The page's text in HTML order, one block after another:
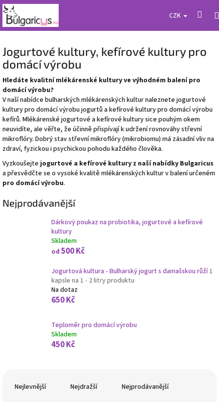
Přejít
na
obsah
CZK
Jogurtové kultury, kefírové kultury pro
domácí výrobu
Hledáte kvalitní mlékárenské kultury ve výhodném balení pro
domácí výrobu?
V naší nabídce bulharských mlékárenských kultur naleznete jogurtové
kultury pro domácí výrobu jogurtů a kefírové kultury pro domácí výrobu
kefírů. Mlékárenské jogurtové a kefírové kultury sice pouhým okem
neuvidíte, ale věřte, že účinně přispívají k udržení rovnováhy střevní
mikroflóry. Dobrý stav střevní mikroflóry (mikrobiomu) má zásadní vliv na
zdraví, fyzickou i psychickou pohodu každého člověka.
Vyzkoušejtejogurtové a kefírové kultury z naší nabídky Bulgaricus
a přesvědčte se o vysoké kvalitě mlékárenských kultur v balení určeném
pro domácí výrobu.
Nejprodávanější
Dárkový poukaz na probiotika, jogurtové a kefírové
kultury
Skladem
od 500 Kč
Jogurtová kultura - Bulharský jogurt s damašskou růží1
kapsle na 1 - 2 litry produktu
Na dotaz
650 Kč
Teploměr pro domácí výrobu
Skladem
450 Kč
Nejlevnější Nejdražší Nejprodávanější